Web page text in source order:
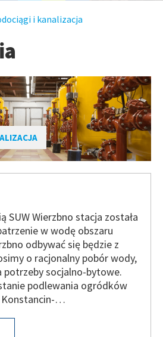
i kanalizacja
SUW Wierzbno stacja została
w wodę obszaru
odbywać się będzie z
o racjonalny pobór wody,
potrzeby socjalno-bytowe.
podlewania ogródków
Konstancin-…